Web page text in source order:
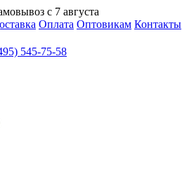
с 7 августа
Оплата Оптовикам Контакты
545-75-58